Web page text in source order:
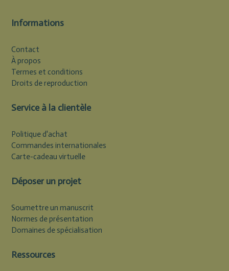
Informations
Contact
À propos
Termes et conditions
Droits de reproduction
Service à la clientèle
Politique d'achat
Commandes internationales
Carte-cadeau virtuelle
Déposer un projet
Soumettre un manuscrit
Normes de présentation
Domaines de spécialisation
Ressources